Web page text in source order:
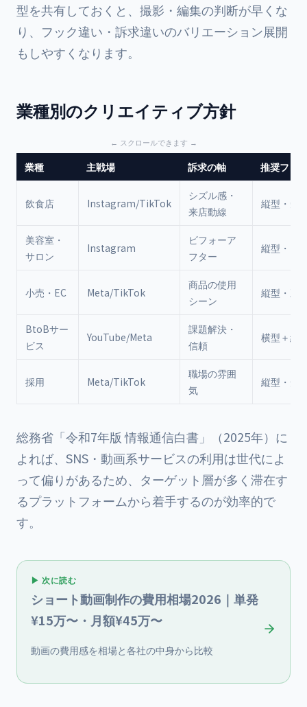
型を共有しておくと、撮影・編集の判断が早くな
り、フック違い・訴求違いのバリエーション展開
もしやすくなります。
業種別のクリエイティブ方針
業種 主戦場 訴求の軸 推奨フォ
飲食店 Instagram/TikTok
シズル感・
来店動線
縦型・短
美容室・
サロン
Instagram
ビフォーア
フター
縦型・リ
小売・EC Meta/TikTok
商品の使用
シーン
縦型・正
BtoBサー
ビス
YouTube/Meta
課題解決・
信頼
横型＋縦
採用 Meta/TikTok
職場の雰囲
気
縦型・短
総務省「令和7年版 情報通信白書」（2025年）に
よれば、SNS・動画系サービスの利用は世代によ
って偏りがあるため、ターゲット層が多く滞在す
るプラットフォームから着手するのが効率的で
す。
▶ 次に読む
ショート動画制作の費用相場2026｜単発
¥15万〜・月額¥45万〜
動画の費用感を相場と各社の中身から比較